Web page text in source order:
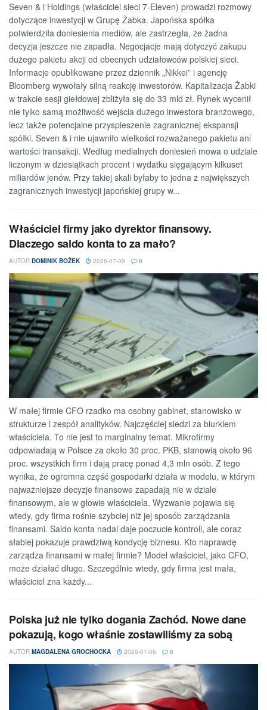
Seven & i Holdings (właściciel sieci 7-Eleven) prowadzi rozmowy
dotyczące inwestycji w Grupę Żabka. Japońska spółka
potwierdziła doniesienia mediów, ale zastrzegła, że żadna
decyzja jeszcze nie zapadła. Negocjacje mają dotyczyć zakupu
dużego pakietu akcji od obecnych udziałowców polskiej sieci.
Informacje opublikowane przez dziennik „Nikkei” i agencję
Bloomberg wywołały silną reakcję inwestorów. Kapitalizacja Żabki
w trakcie sesji giełdowej zbliżyła się do 33 mld zł. Rynek wycenił
nie tylko samą możliwość wejścia dużego inwestora branżowego,
lecz także potencjalne przyspieszenie zagranicznej ekspansji
spółki. Seven & i nie ujawniło wielkości rozważanego pakietu ani
wartości transakcji. Według medialnych doniesień mowa o udziale
liczonym w dziesiątkach procent i wydatku sięgającym kilkuset
miliardów jenów. Przy takiej skali byłaby to jedna z największych
zagranicznych inwestycji japońskiej grupy w...
Właściciel firmy jako dyrektor finansowy.
Dlaczego saldo konta to za mało?
AUTOR DOMINIK BOŻEK 2026-07-09 0
W małej firmie CFO rzadko ma osobny gabinet, stanowisko w
strukturze i zespół analityków. Najczęściej siedzi za biurkiem
właściciela. To nie jest to marginalny temat. Mikrofirmy
odpowiadają w Polsce za około 30 proc. PKB, stanowią około 96
proc. wszystkich firm i dają pracę ponad 4,3 mln osób. Z tego
wynika, że ogromna część gospodarki działa w modelu, w którym
najważniejsze decyzje finansowe zapadają nie w dziale
finansowym, ale w głowie właściciela. Wyzwanie pojawia się
wtedy, gdy firma rośnie szybciej niż jej sposób zarządzania
finansami. Saldo konta nadal daje poczucie kontroli, ale coraz
słabiej pokazuje prawdziwą kondycję biznesu. Kto naprawdę
zarządza finansami w małej firmie? Model właściciel, jako CFO,
może działać długo. Szczególnie wtedy, gdy firma jest mała,
właściciel zna każdy...
Polska już nie tylko dogania Zachód. Nowe dane
pokazują, kogo właśnie zostawiliśmy za sobą
AUTOR MAGDALENA GROCHOCKA 2026-07-06 0